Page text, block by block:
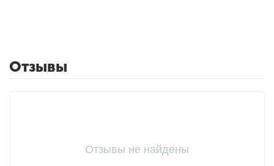
Отзывы
Отзывы не найдены